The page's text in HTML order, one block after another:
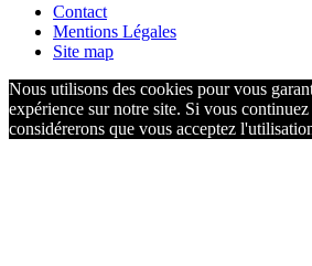
Contact
Mentions Légales
Site map
Nous utilisons des cookies pour vous
expérience sur notre site. Si vous
considérerons que vous acceptez